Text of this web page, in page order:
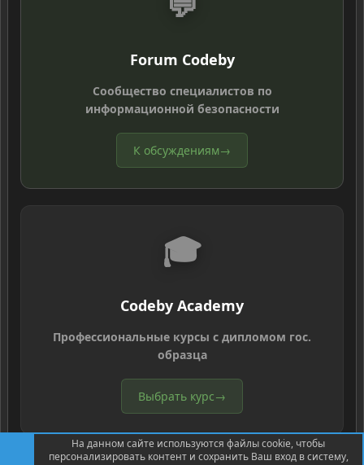
Forum Codeby
Сообщество специалистов по
информационной безопасности
К обсуждениям→
🎓
Codeby Academy
Профессиональные курсы с дипломом гос.
образца
Выбрать курс→
На данном сайте используются файлы cookie, чтобы
персонализировать контент и сохранить Ваш вход в систему,